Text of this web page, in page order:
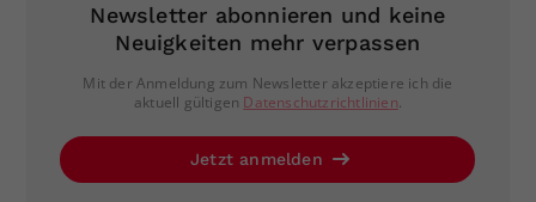
Newsletter abonnieren und keine
Neuigkeiten mehr verpassen
Mit der Anmeldung zum Newsletter akzeptiere ich die
aktuell gültigen Datenschutzrichtlinien.
Jetzt anmelden